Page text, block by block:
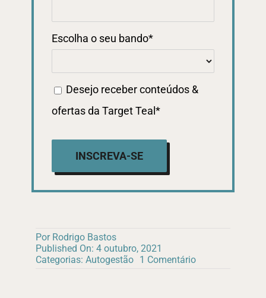
Escolha o seu bando*
Desejo receber conteúdos &
ofertas da Target Teal*
INSCREVA-SE
Por Rodrigo Bastos
Published On: 4 outubro, 2021
Categorias: Autogestão 1 Comentárioon